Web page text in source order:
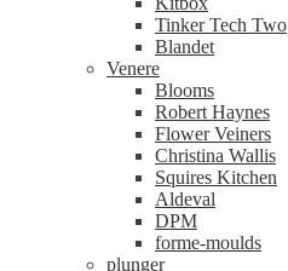
Tinker Tech Two
Blandet
Venere
Blooms
Robert Haynes
Flower Veiners
Christina Wallis
Squires Kitchen
Aldeval
DPM
forme-moulds
plunger